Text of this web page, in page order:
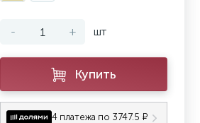
- + шт
Купить
4 платежа по 3747.5 ₽